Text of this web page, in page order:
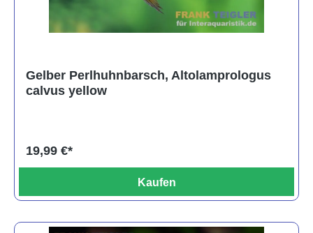
Gelber Perlhuhnbarsch, Altolamprologus
calvus yellow
19,99 €*
Kaufen